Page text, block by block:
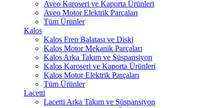
Aveo Karoseri ve Kaporta Ürünleri
Aveo Motor Elektrik Parçaları
Tüm Ürünler
Kalos
Kalos Fren Balatası ve Diski
Kalos Motor Mekanik Parçaları
Kalos Arka Takım ve Süspansiyon
Kalos Karoseri ve Kaporta Ürünleri
Kalos Motor Elektrik Parçaları
Tüm Ürünler
Lacetti
Lacetti Arka Takım ve Süspansiyon